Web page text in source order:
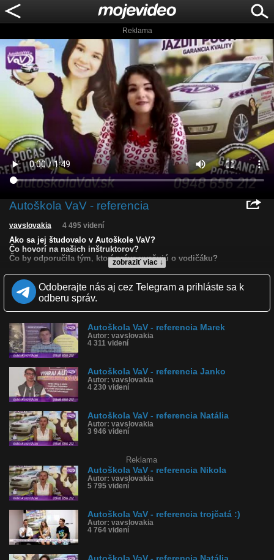
Reklama
Autoškola VaV - referencia
zobraziť viac ↓
vavslovakia 4 495 videní
Ako sa jej študovalo v Autoškole VaV?
Čo hovorí na našich inštruktorov?
Čo by odporučila tým, ktorí práve uvažujú o vodičáku?
Kvalita:
Zverejnené: 12.3.2018 18:20
Páči sa: 100% (1 hlasov)
Dľžka: 1:49
Kategória: auto-moto
Tagy: autoškola vav, top autoškola, najlepšia autoškola, top
inštruktori
História sledovanosti videa:
Odoberajte nás aj cez Telegram a prihláste sa k
odberu správ.
Autoškola VaV - referencia Marek
Autor: vavslovakia
4 311 videní
Autoškola VaV - referencia Janko
Autor: vavslovakia
4 230 videní
Autoškola VaV - referencia Natália
Autor: vavslovakia
3 946 videní
Reklama
Autoškola VaV - referencia Nikola
Autor: vavslovakia
5 795 videní
Autoškola VaV - referencia trojčatá :)
Autor: vavslovakia
4 764 videní